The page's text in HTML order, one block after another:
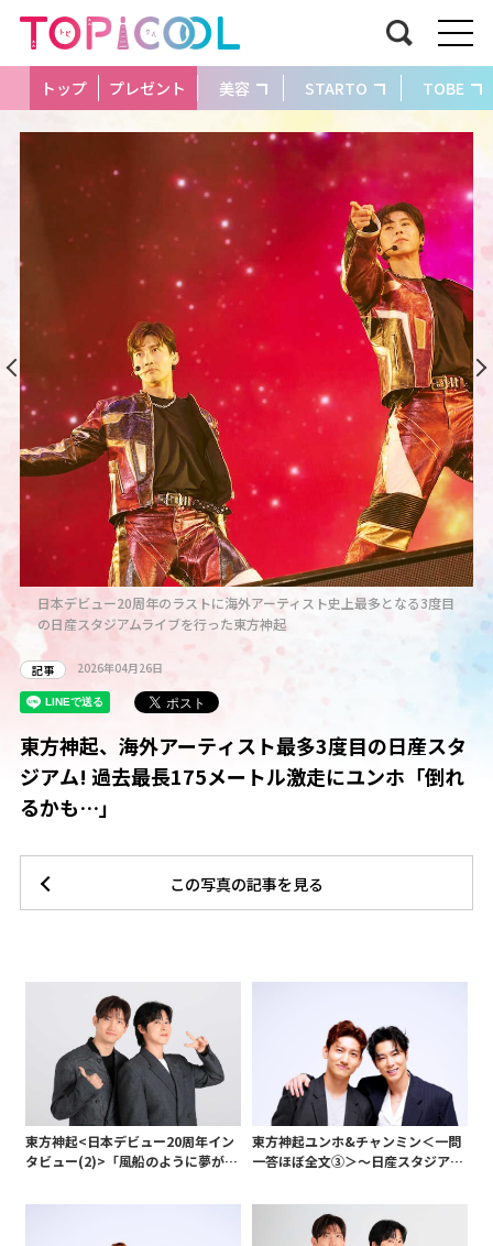
トップ プレゼント 美容 STARTO TOBE
日本デビュー20周年のラストに海外アーティスト史上最多となる3度目
の日産スタジアムライブを行った東方神起
記事 2026年04月26日
東方神起、海外アーティスト最多3度目の日産スタ
ジアム! 過去最長175メートル激走にユンホ「倒れ
るかも…」
この写真の記事を見る
東方神起<日本デビュー20周年イン
タビュー(2)>「風船のように夢が膨
思い出も今では懐かしい
東方神起ユンホ&チャンミン＜一問
一答ほぼ全文③＞～日産スタジアム